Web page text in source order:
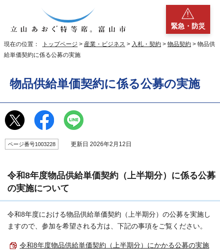
緊急・防災
現在の位置： トップページ > 産業・ビジネス > 入札・契約 > 物品契約 > 物品供
給単価契約に係る公募の実施
物品供給単価契約に係る公募の実施
ページ番号1003228 更新日 2026年2月12日
令和8年度物品供給単価契約（上半期分）に係る公募
の実施について
令和8年度における物品供給単価契約（上半期分）の公募を実施し
ますので、参加を希望される方は、下記の事項をご覧ください。
令和8年度物品供給単価契約（上半期分）にかかる公募の実施